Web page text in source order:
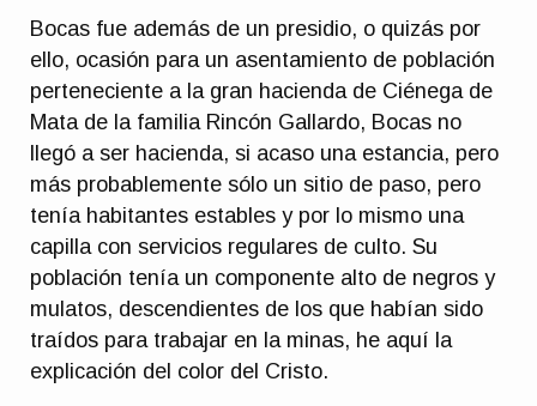
Bocas fue además de un presidio, o quizás por
ello, ocasión para un asentamiento de población
perteneciente a la gran hacienda de Ciénega de
Mata de la familia Rincón Gallardo, Bocas no
llegó a ser hacienda, si acaso una estancia, pero
más probablemente sólo un sitio de paso, pero
tenía habitantes estables y por lo mismo una
capilla con servicios regulares de culto. Su
población tenía un componente alto de negros y
mulatos, descendientes de los que habían sido
traídos para trabajar en la minas, he aquí la
explicación del color del Cristo.